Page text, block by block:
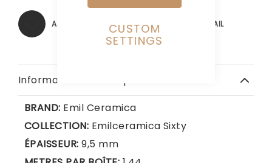
CUSTOM
SETTINGS
AJOUTER À MA LISTE D’ENVIE EMAIL
Informations Techniques
BRAND: Emil Ceramica
COLLECTION: Emilceramica Sixty
ÉPAISSEUR: 9,5 mm